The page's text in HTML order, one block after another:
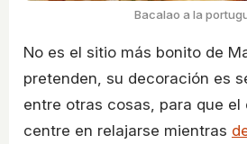
Bacalao a la
No es el sitio más bonito de
pretenden, su decoración es
entre otras cosas, para que el
centre en relajarse mientras